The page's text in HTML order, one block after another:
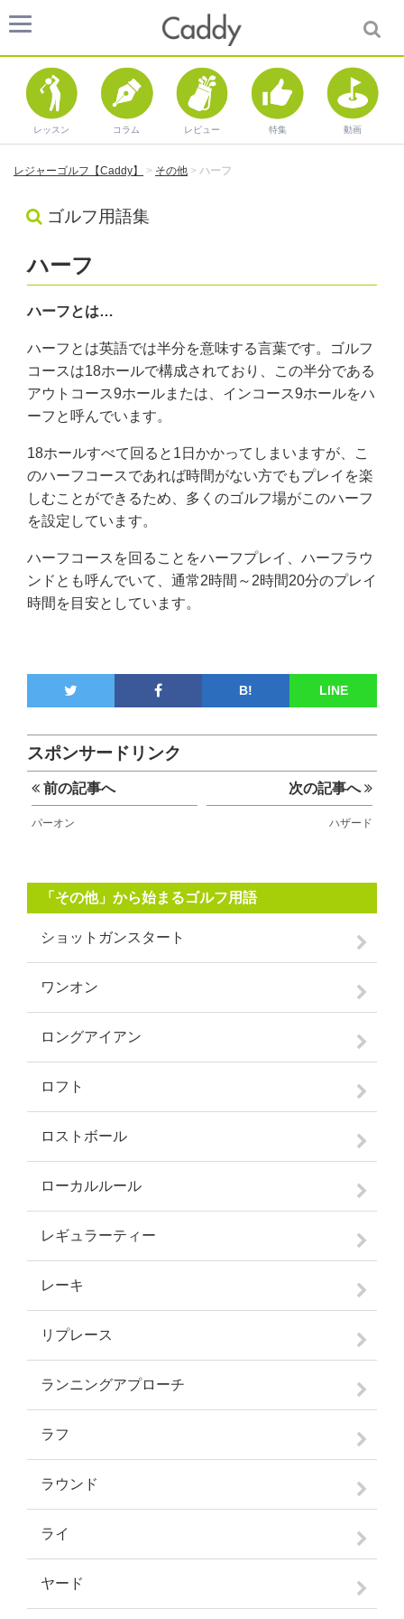
レッスン コラム レビュー 特集 動画
レジャーゴルフ【Caddy】 > その他 > ハーフ
ゴルフ用語集
ハーフ
ハーフとは…
ハーフとは英語では半分を意味する言葉です。ゴルフ
コースは18ホールで構成されており、この半分である
アウトコース9ホールまたは、インコース9ホールをハ
ーフと呼んでいます。
18ホールすべて回ると1日かかってしまいますが、こ
のハーフコースであれば時間がない方でもプレイを楽
しむことができるため、多くのゴルフ場がこのハーフ
を設定しています。
ハーフコースを回ることをハーフプレイ、ハーフラウ
ンドとも呼んでいて、通常2時間～2時間20分のプレイ
時間を目安としています。
B! LINE
スポンサードリンク
前の記事へ
パーオン
次の記事へ
ハザード
「その他」から始まるゴルフ用語
ショットガンスタート
ワンオン
ロングアイアン
ロフト
ロストボール
ローカルルール
レギュラーティー
レーキ
リプレース
ランニングアプローチ
ラフ
ラウンド
ライ
ヤード